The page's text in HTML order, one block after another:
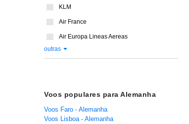
KLM
Air France
Air Europa Lineas Aereas
outras
Voos populares para Alemanha
Voos Faro - Alemanha
Voos Lisboa - Alemanha